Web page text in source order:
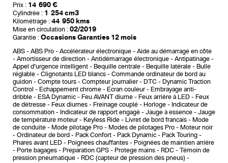
Prix : 14 690 €
Cylindrée : 1 254 cm3
Kilométrage : 44 950 kms
Mise en circulation : 02/2019
Garantie : Occasions Garanties 12 mois
ABS ABS Pro Accélérateur électronique
Aide au démarrage en côte
Amortisseur de direction
Antidémarrage électronique
Antipatinage
Appel d'urgence intelligent
Bequille centrale Bequille latérale
Bulle
réglable
Clignotants LED blancs
Commande ordinateur de bord au
guidon
Compte tours Compteur journalier
DTC - Dynamic Traction
Control
Echappement chrome Ecran couleur
Embrayage anti-
dribble
ESA Dynamic Feu AVANT diurne Feux arrière à LED
Feux
de détresse
Feux diurnes Freinage couplé Horloge
Indicateur de
consommation
Indicateur de rapport engagé Jauge à essence
Jauge
de température moteur
Keyless Ride Livret de bord francais
Mode
de conduite
Mode pilotage Pro Modes de pilotages Pro
Moteur noir
Ordinateur de bord
Pack Confort Pack Dynamic
Pack Touring
Phares avant LED
Poignees chauffantes
Poignées de maintien arrière
Porte bagages
Preparation GPS Protege mains
RDC - Témoin de
pression pneumatique
RDC (capteur de pression des pneus)